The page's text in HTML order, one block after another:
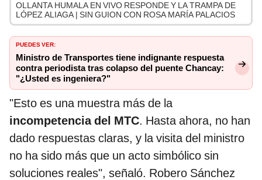
OLLANTA HUMALA EN VIVO RESPONDE Y LA TRAMPA DE
LÓPEZ ALIAGA | SIN GUION CON ROSA MARÍA PALACIOS
PUEDES VER:
Ministro de Transportes tiene indignante respuesta
contra periodista tras colapso del puente Chancay:
"¿Usted es ingeniera?"
"Esto es una muestra más de la
incompetencia del MTC. Hasta ahora, no han
dado respuestas claras, y la visita del ministro
no ha sido más que un acto simbólico sin
soluciones reales", señaló. Robero Sánchez